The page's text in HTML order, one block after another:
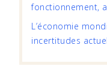
fonctionnement,
L’économie
incertitudes